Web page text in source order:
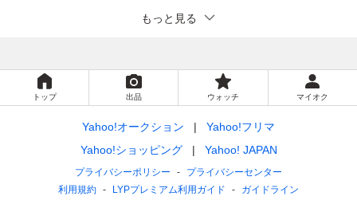
もっと見る
トップ 出品 ウォッチ マイオク
Yahoo!オークション
Yahoo!フリマ
Yahoo!ショッピング
Yahoo! JAPAN
プライバシーポリシー
プライバシーセンター
利用規約
LYPプレミアム利用ガイド ガイドライン